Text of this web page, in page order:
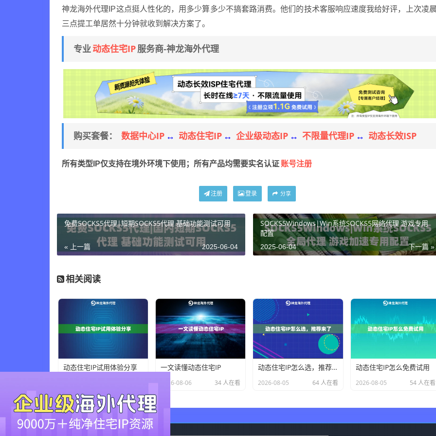
神龙海外代理IP这点挺人性化的，用多少算多少不搞套路消费。他们的技术客服响应速度我给好评，上次凌
三点提工单居然十分钟就收到解决方案了。
专业 动态住宅IP 服务商-神龙海外代理
购买套餐： 数据中心IP ↔ 动态住宅IP ↔ 企业级动态IP ↔ 不限量代理IP ↔ 动态长效ISP
所有类型IP仅支持在境外环境下使用；所有产品均需要实名认证账号注册
注册 登录 分享
免费SOCKS5代理|短期SOCKS5代理 基础功能测试可用
« 上一篇 2025-06-04
SOCKS5Windows|Win系统SOCKS5网络代理 游戏专用
配置
下一篇 »
2025-06-04
相关阅读
动态住宅IP试用体验分享 一文读懂动态住宅IP
2026-08-06 34 人在看
动态住宅IP怎么选，推荐来了
2026-08-05 64 人在看
动态住宅IP怎么免费试用
2026-08-05 54 人在看